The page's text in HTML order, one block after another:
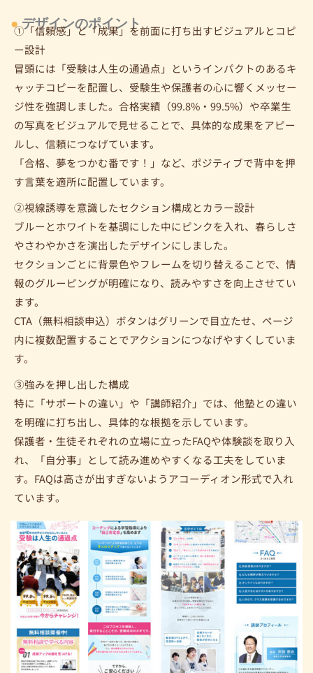
●デザインのポイント
①「信頼感」と「成果」を前面に打ち出すビジュアルとコピ
ー設計
冒頭には「受験は人生の通過点」というインパクトのあるキ
ャッチコピーを配置し、受験生や保護者の心に響くメッセー
ジ性を強調しました。合格実績（99.8%・99.5%）や卒業生
の写真をビジュアルで見せることで、具体的な成果をアピー
ルし、信頼につなげています。
「合格、夢をつかむ番です！」など、ポジティブで背中を押
す言葉を適所に配置しています。
②視線誘導を意識したセクション構成とカラー設計
ブルーとホワイトを基調にした中にピンクを入れ、春らしさ
やさわやかさを演出したデザインにしました。
セクションごとに背景色やフレームを切り替えることで、情
報のグルーピングが明確になり、読みやすさを向上させてい
ます。
CTA（無料相談申込）ボタンはグリーンで目立たせ、ページ
内に複数配置することでアクションにつなげやすくしていま
す。
③強みを押し出した構成
特に「サポートの違い」や「講師紹介」では、他塾との違い
を明確に打ち出し、具体的な根拠を示しています。
保護者・生徒それぞれの立場に立ったFAQや体験談を取り入
れ、「自分事」として読み進めやすくなる工夫をしていま
す。FAQは高さが出すぎないようアコーディオン形式で入れ
ています。